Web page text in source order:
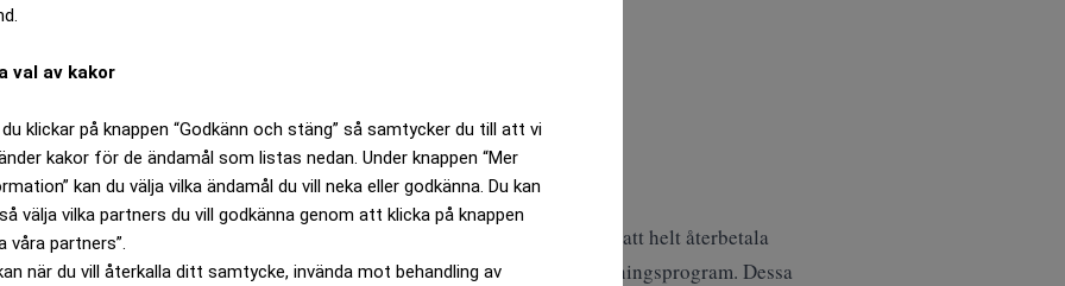
val av kakor
klickar på knappen “Godkänn och stäng” så samtycker du till att vi
kakor för de ändamål som listas nedan. Under knappen “Mer
kan du välja vilka ändamål du vill neka eller godkänna. Du kan
välja vilka partners du vill godkänna genom att klicka på knappen
våra partners”.
när du vill återkalla ditt samtycke, invända mot behandling av
motsvarande 4,2 miljarder kronor, enligt ett pressmeddelande.
saneringsprogram. Bolaget kommer använda likviden från affären till att helt återbetala
och utan säkerhet som för närvarande omfattas av saneringens betalningsprogram. Dessa